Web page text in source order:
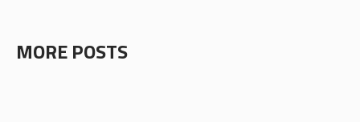
MORE POSTS